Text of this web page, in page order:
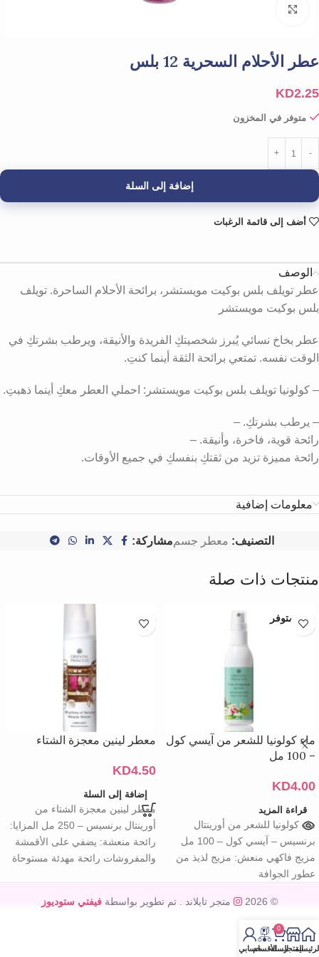
عطر الأحلام السحرية 12 بلس
KD2.25
متوفر في المخزون
إضافة إلى السلة
أضف إلى قائمة الرغبات
الوصف
عطر تويلف بلس بوكيت مويستشر، برائحة الأحلام الساحرة. تويلف
بلس بوكيت مويستشر
عطر بخاخ نسائي يُبرز شخصيتكِ الفريدة والأنيقة، ويرطب بشرتكِ في
الوقت نفسه. تمتعي برائحة الثقة أينما كنتِ.
– كولونيا تويلف بلس بوكيت مويستشر: احملي العطر معكِ أينما ذهبتِ.
– يرطب بشرتكِ. –
رائحة قوية، فاخرة، وأنيقة. –
رائحة مميزة تزيد من ثقتكِ بنفسكِ في جميع الأوقات.
معلومات إضافية
التصنيف: معطر جسممشاركة:
منتجات ذات صلة
غير متوفر
ماء كولونيا للشعر من آيسي كول
– 100 مل
KD4.00
قراءة المزيد
ماء كولونيا للشعر من أورينتال
برنسيس – آيسي كول – 100 مل
مزيج فاكهي منعش: مزيج لذيذ من
عطور الجوافة
معطر لينين معجزة الشتاء
KD4.50
إضافة إلى السلة
معطر لينين معجزة الشتاء من
أورينتال برنسيس – 250 مل المزايا:
رائحة منعشة: يضفي على الأقمشة
والمفروشات رائحة مهدئة مستوحاة
© 2026 متجر تايلاند . تم تطوير بواسطة فيفتي ستوديوز
المتجر
0
السلهالأقسامحسابي